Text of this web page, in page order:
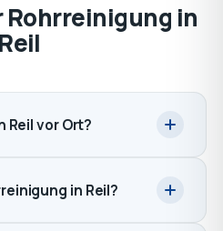
in
Reil
Reil vor Ort?
in Reil?